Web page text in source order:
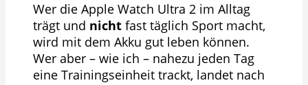
Wer die Apple Watch Ultra 2 im Alltag
trägt und nicht fast täglich Sport macht,
wird mit dem Akku gut leben können.
Wer aber – wie ich – nahezu jeden Tag
eine Trainingseinheit trackt, landet nach